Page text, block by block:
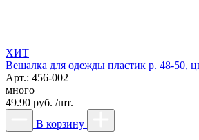
ХИТ
Вешалка для одежды пластик р. 48-50,
Арт.: 456-002
много
49.90 руб. /шт.
В корзину